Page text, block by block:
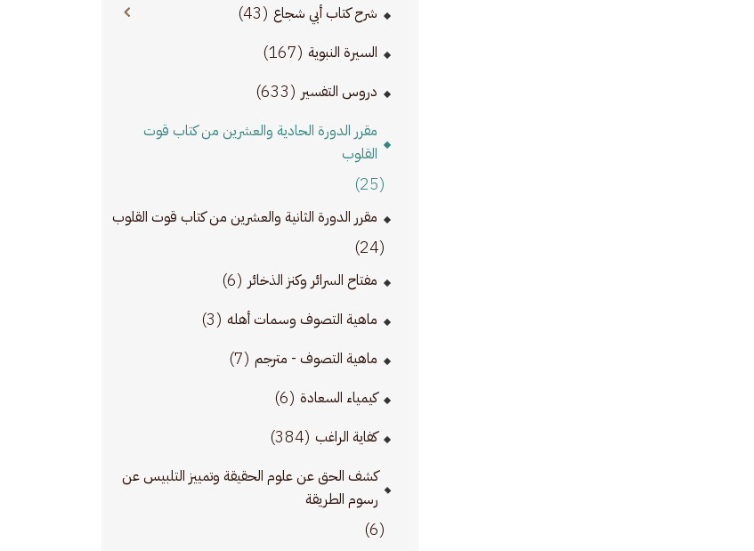
شرح كتاب أبي شجاع (43)
السيرة النبوية (167)
دروس التفسير (633)
مقرر الدورة الحادية والعشرين من كتاب قوت
القلوب
(25)
مقرر الدورة الثانية والعشرين من كتاب قوت القلوب
(24)
مفتاح السرائر وكنز الذخائر (6)
ماهية التصوف وسمات أهله (3)
ماهية التصوف - مترجم (7)
كيمياء السعادة (6)
كفاية الراغب (384)
كشف الحق عن علوم الحقيقة وتمييز التلبيس عن
رسوم الطريقة
(6)